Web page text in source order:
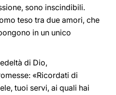
sono inscindibili.
teso tra due amori, che
in un unico
di Dio,
«Ricordati di
tuoi servi, ai quali hai